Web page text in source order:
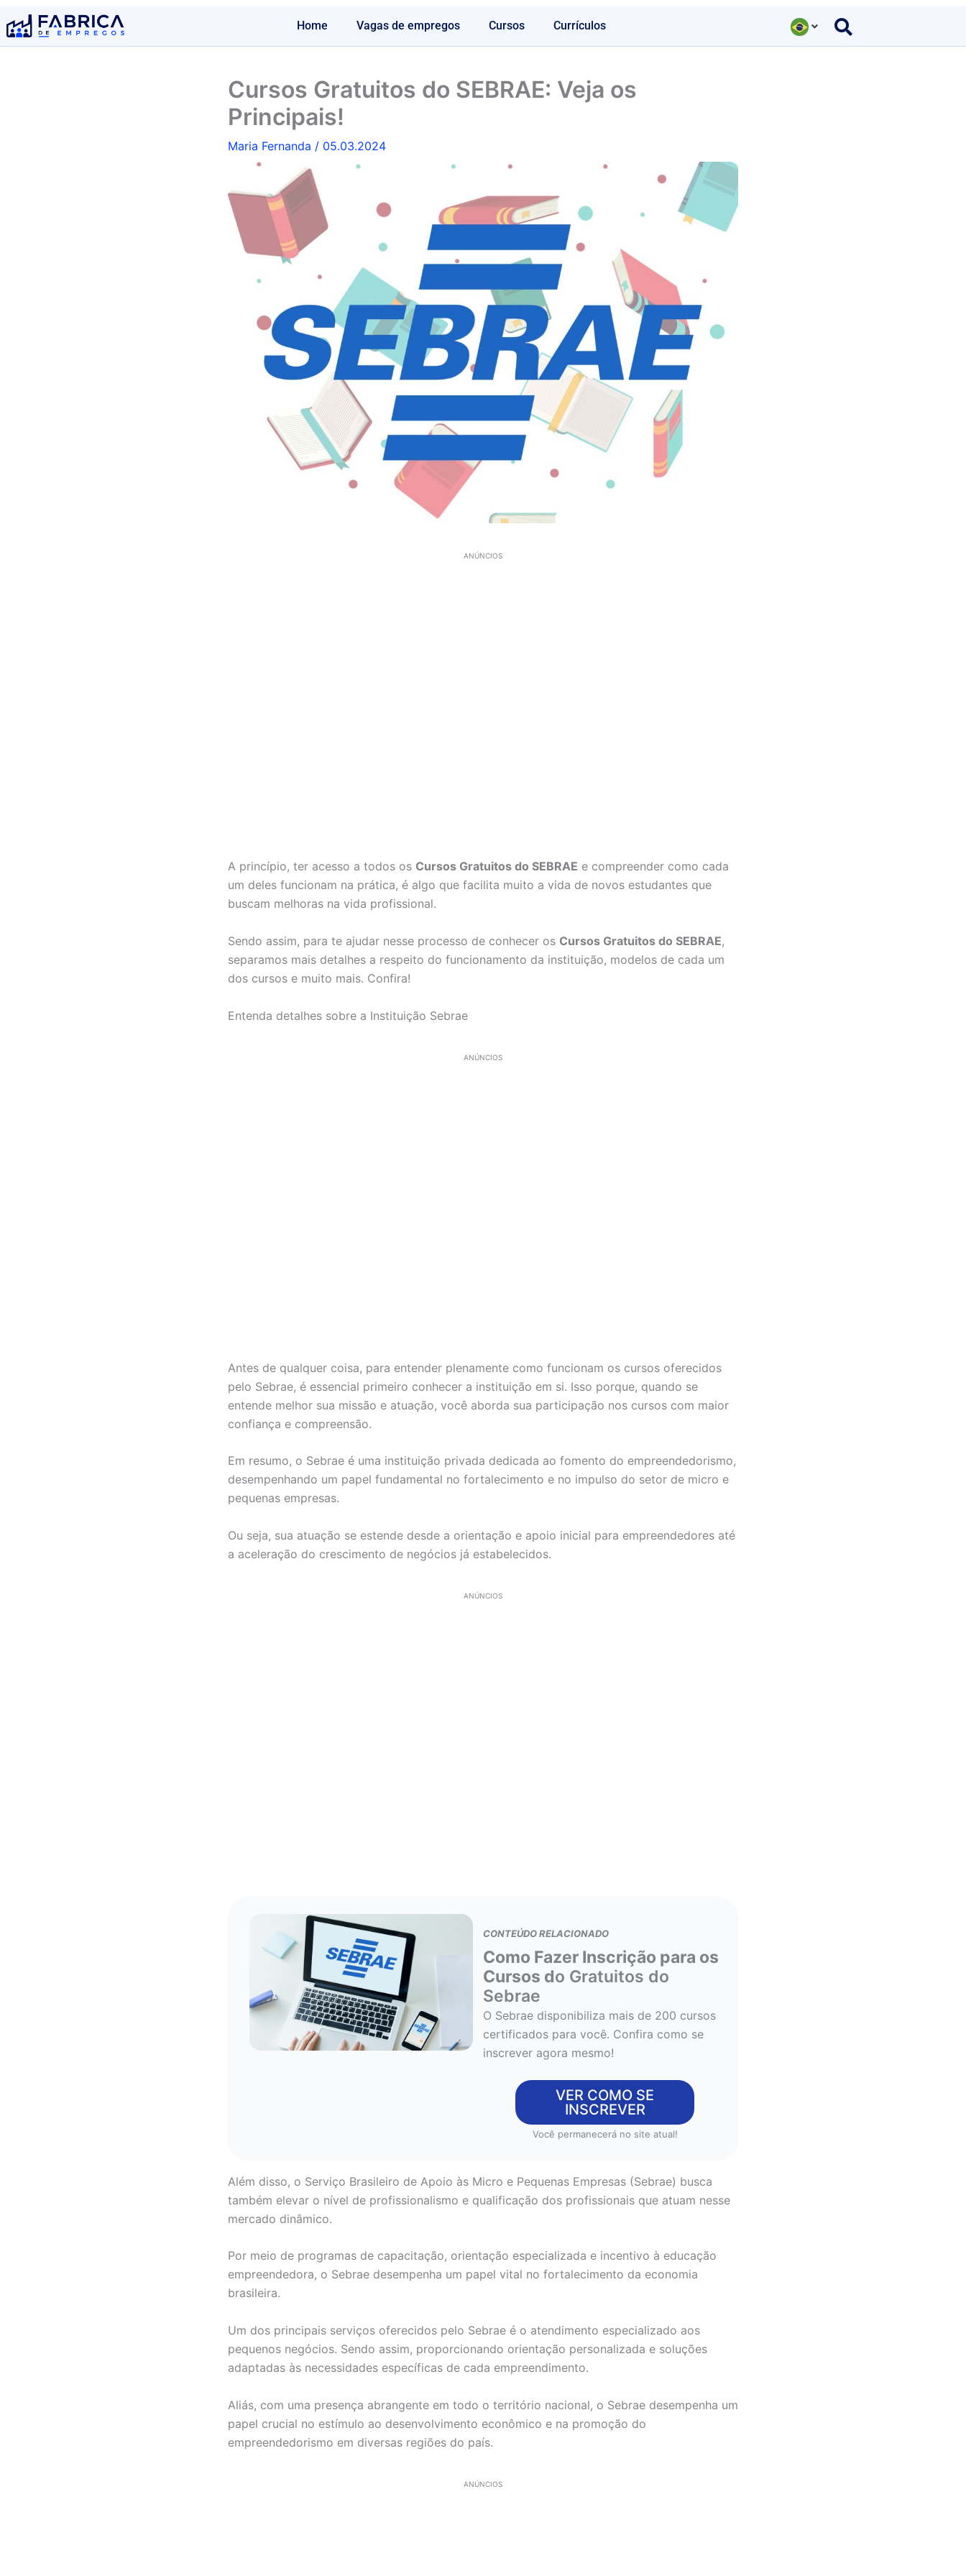
para
Home Vagas de empregos Cursos Currículos
Cursos Gratuitos do SEBRAE: Veja os
Principais!
Maria Fernanda / 05.03.2024
ANÚNCIOS
A princípio, ter acesso a todos os Cursos Gratuitos do SEBRAE e compreender como cada
um deles funcionam na prática, é algo que facilita muito a vida de novos estudantes que
buscam melhoras na vida profissional.
Sendo assim, para te ajudar nesse processo de conhecer os Cursos Gratuitos do SEBRAE,
separamos mais detalhes a respeito do funcionamento da instituição, modelos de cada um
dos cursos e muito mais. Confira!
Entenda detalhes sobre a Instituição Sebrae
ANÚNCIOS
Antes de qualquer coisa, para entender plenamente como funcionam os cursos oferecidos
pelo Sebrae, é essencial primeiro conhecer a instituição em si. Isso porque, quando se
entende melhor sua missão e atuação, você aborda sua participação nos cursos com maior
confiança e compreensão.
Em resumo, o Sebrae é uma instituição privada dedicada ao fomento do empreendedorismo,
desempenhando um papel fundamental no fortalecimento e no impulso do setor de micro e
pequenas empresas.
Ou seja, sua atuação se estende desde a orientação e apoio inicial para empreendedores até
a aceleração do crescimento de negócios já estabelecidos.
ANÚNCIOS
CONTEÚDO RELACIONADO
Como Fazer Inscrição para os
Cursos do Gratuitos do
Sebrae
O Sebrae disponibiliza mais de 200 cursos
certificados para você. Confira como se
inscrever agora mesmo!
VER COMO SE
INSCREVER
Você permanecerá no site atual!
Além disso, o Serviço Brasileiro de Apoio às Micro e Pequenas Empresas (Sebrae) busca
também elevar o nível de profissionalismo e qualificação dos profissionais que atuam nesse
mercado dinâmico.
Por meio de programas de capacitação, orientação especializada e incentivo à educação
empreendedora, o Sebrae desempenha um papel vital no fortalecimento da economia
brasileira.
Um dos principais serviços oferecidos pelo Sebrae é o atendimento especializado aos
pequenos negócios. Sendo assim, proporcionando orientação personalizada e soluções
adaptadas às necessidades específicas de cada empreendimento.
Aliás, com uma presença abrangente em todo o território nacional, o Sebrae desempenha um
papel crucial no estímulo ao desenvolvimento econômico e na promoção do
empreendedorismo em diversas regiões do país.
ANÚNCIOS